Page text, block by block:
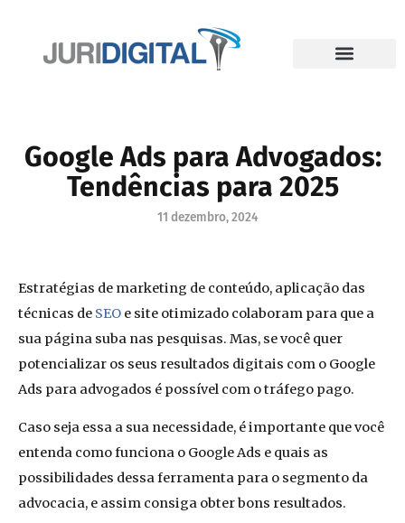
Google Ads para Advogados:
Tendências para 2025
11 dezembro, 2024
Estratégias de marketing de conteúdo, aplicação das
técnicas de SEO e site otimizado colaboram para que a
sua página suba nas pesquisas. Mas, se você quer
potencializar os seus resultados digitais com o Google
Ads para advogados é possível com o tráfego pago.
Caso seja essa a sua necessidade, é importante que você
entenda como funciona o Google Ads e quais as
possibilidades dessa ferramenta para o segmento da
advocacia, e assim consiga obter bons resultados.